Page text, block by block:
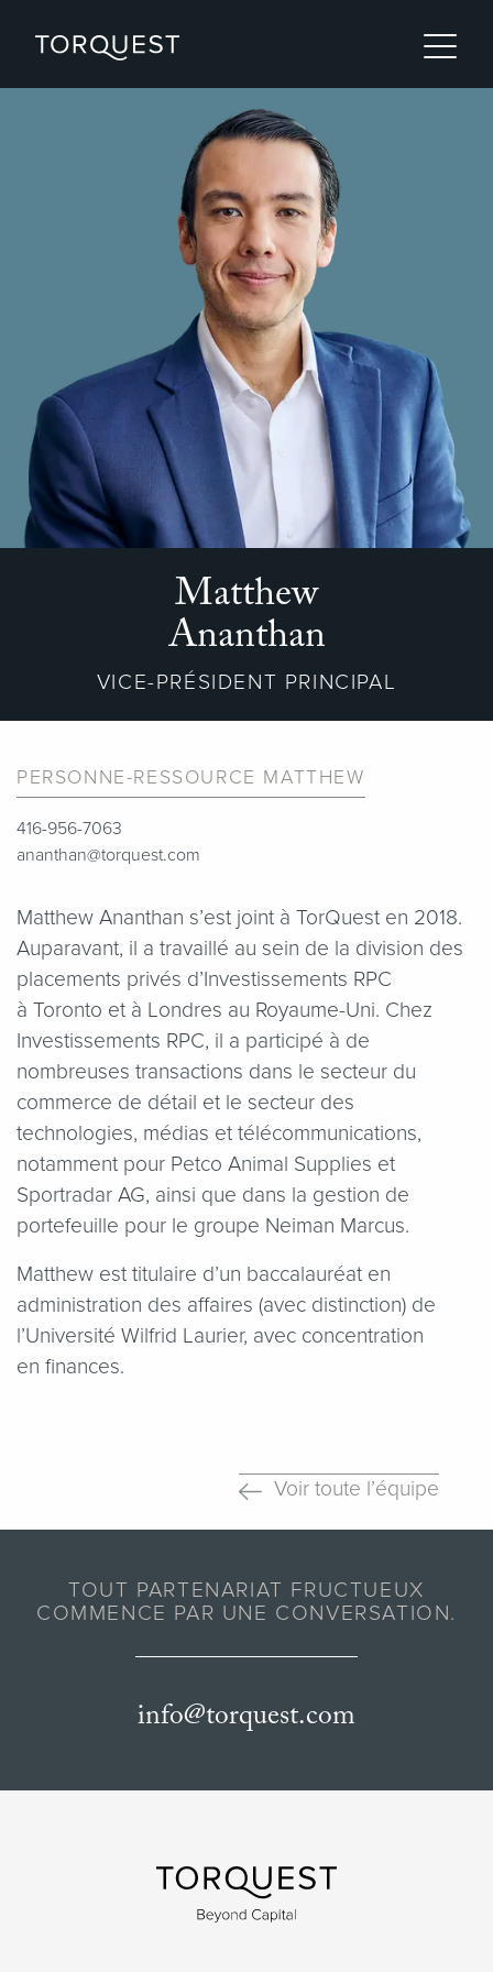
Matthew
Ananthan
VICE-PRÉSIDENT PRINCIPAL
PERSONNE-RESSOURCE MATTHEW
416-956-7063
ananthan@torquest.com
Matthew Ananthan s’est joint à TorQuest en 2018.
Auparavant, il a travaillé au sein de la division des
placements privés d’Investissements RPC
à Toronto et à Londres au Royaume-Uni. Chez
Investissements RPC, il a participé à de
nombreuses transactions dans le secteur du
commerce de détail et le secteur des
technologies, médias et télécommunications,
notamment pour Petco Animal Supplies et
Sportradar AG, ainsi que dans la gestion de
portefeuille pour le groupe Neiman Marcus.
Matthew est titulaire d’un baccalauréat en
administration des affaires (avec distinction) de
l’Université Wilfrid Laurier, avec concentration
en finances.
Voir toute l’équipe
TOUT PARTENARIAT FRUCTUEUX
COMMENCE PAR UNE CONVERSATION.
info@torquest.com